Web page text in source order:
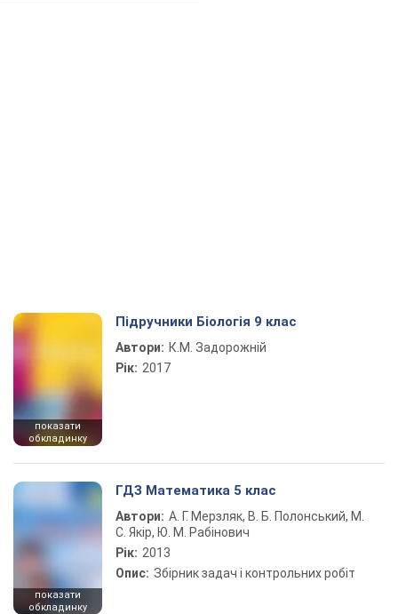
показати
обкладинку
Підручники Біологія 9 клас
Автори: К.М. Задорожній
Рік: 2017
показати
обкладинку
ГДЗ Математика 5 клас
Автори: А. Г. Мерзляк, В. Б. Полонський, М.
С. Якір, Ю. М. Рабінович
Рік: 2013
Опис: Збірник задач і контрольних робіт